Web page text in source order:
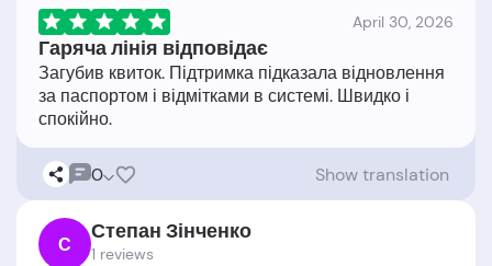
April 30, 2026
Гаряча лінія відповідає
Загубив квиток. Підтримка підказала відновлення
за паспортом і відмітками в системі. Швидко і
0 Show translation
С Степан Зінченко
1 reviews